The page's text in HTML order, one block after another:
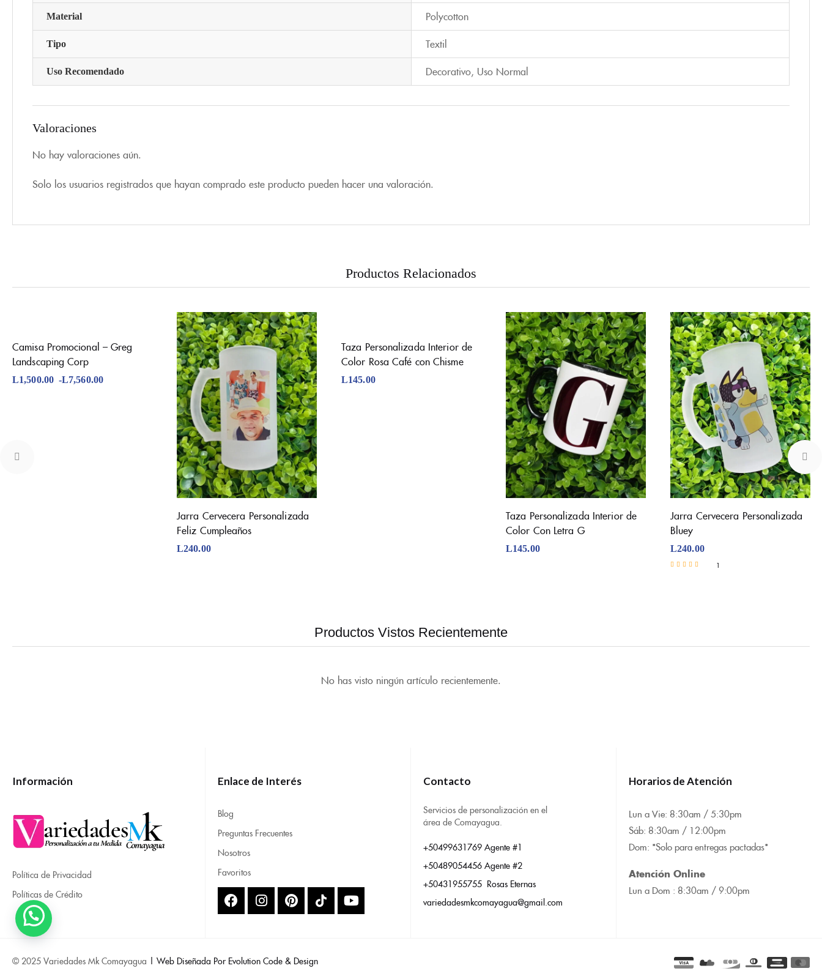
Material Polycotton
Tipo Textil
Uso Recomendado Decorativo, Uso Normal
Valoraciones
No hay valoraciones aún.
Solo los usuarios registrados que hayan comprado este producto pueden hacer una valoración.
Productos Relacionados
Camisa Promocional – Greg
Landscaping Corp
L1,500.00 -L7,560.00
Jarra Cervecera Personalizada
Feliz Cumpleaños
L240.00
Taza Personalizada Interior de
Color Rosa Café con Chisme
L145.00
Taza Personalizada Interior de
Color Con Letra G
L145.00
Jarra Cervecera Personalizada
Bluey
L240.00
1
Productos Vistos Recientemente
No has visto ningún artículo recientemente.
Información
Política de Privacidad
Políticas de Crédito
Enlace de Interés
Blog
Preguntas Frecuentes
Nosotros
Favoritos
Contacto
Servicios de personalización en el
área de Comayagua.
+50499631769 Agente #1
+50489054456 Agente #2
+50431955755 Rosas Eternas
variedadesmkcomayagua@gmail.com
Horarios de Atención
Lun a Vie: 8:30am / 5:30pm
Sáb: 8:30am / 12:00pm
Dom: *Solo para entregas pactadas*
Atención Online
Lun a Dom : 8:30am / 9:00pm
© 2025 Variedades Mk Comayagua | Web Diseñada Por Evolution Code & Design